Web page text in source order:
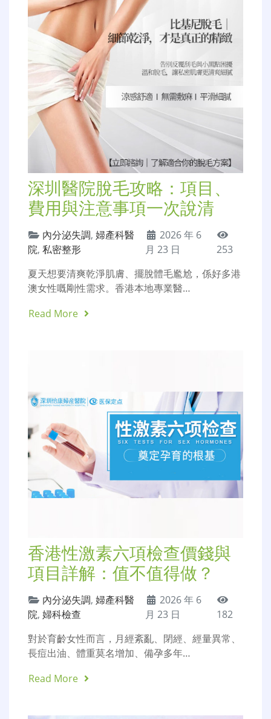
深圳醫院脫毛攻略：項目、
費用與注意事項一次說清
內分泌失調, 婦產科醫
院, 私密整形
2026 年 6
月 23 日
253
夏天想要清爽乾淨肌膚、擺脫體毛尷尬，係好多港
澳女性嘅剛性需求。香港本地專業醫…
Read More
香港性激素六項檢查價錢與
項目詳解：值不值得做？
內分泌失調, 婦產科醫
院, 婦科檢查
2026 年 6
月 23 日
182
對於育齡女性而言，月經紊亂、閉經、經量異常、
長痘出油、體重莫名增加、備孕多年…
Read More